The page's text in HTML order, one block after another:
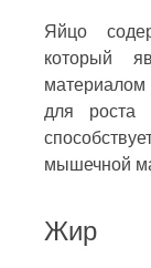
Яйцо
который
для роста
мышечной
Жир